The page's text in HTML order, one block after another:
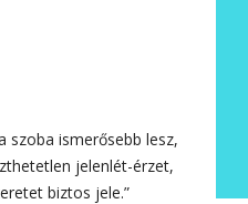
szoba ismerősebb lesz,
jelenlét-érzet,
biztos jele.”